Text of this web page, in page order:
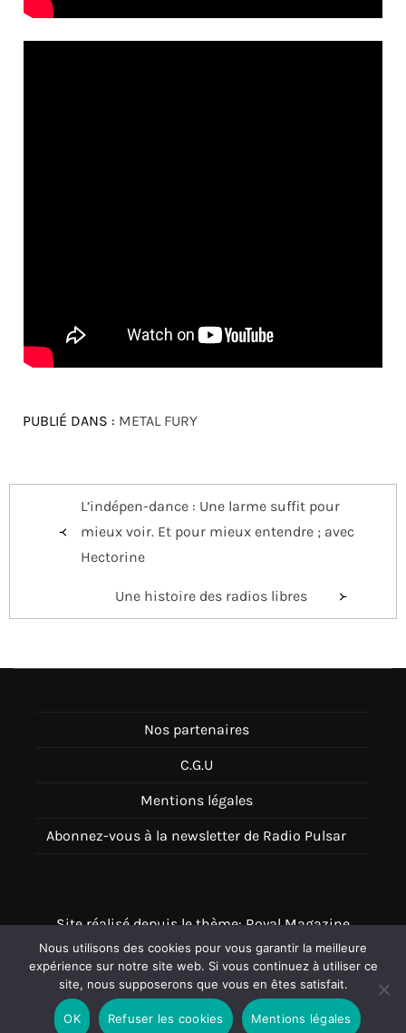
PUBLIÉ DANS : METAL FURY
Navigation
l’article
L’indépen-dance : Une larme suffit pour
mieux voir. Et pour mieux entendre ; avec
Hectorine
Une histoire des radios libres
Nos partenaires
C.G.U
Mentions légales
Abonnez-vous à la newsletter de Radio Pulsar
Site réalisé depuis le thème: Royal Magazine
Thème disponible sur Wordpress
Nous utilisons des cookies pour vous garantir la meilleure
expérience sur notre site web. Si vous continuez à utiliser ce
site, nous supposerons que vous en êtes satisfait.
OK Refuser les cookies Mentions légales